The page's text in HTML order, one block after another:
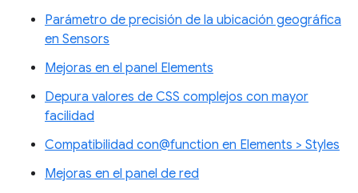
Parámetro de precisión de la ubicación geográfica
en Sensors
Mejoras en el panel Elements
Depura valores de CSS complejos con mayor
facilidad
Compatibilidad con@function en Elements > Styles
Mejoras en el panel de red